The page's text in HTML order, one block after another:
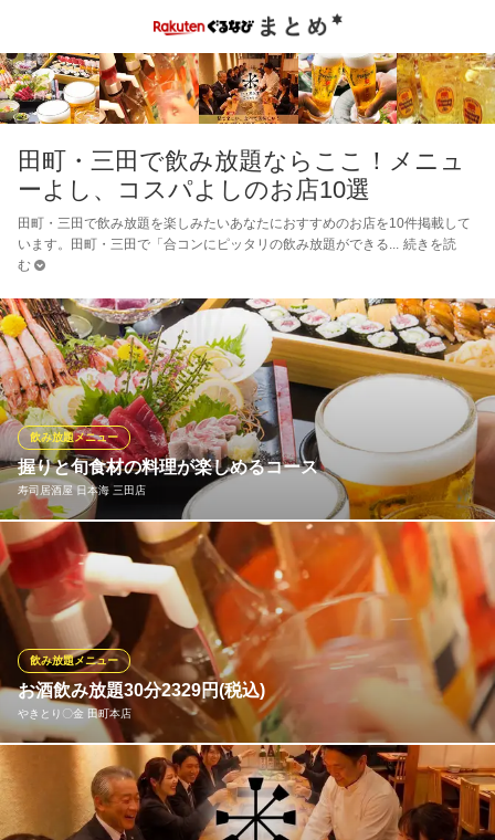
田町・三田で飲み放題ならここ！メニュ
ーよし、コスパよしのお店10選
田町・三田で飲み放題を楽しみたいあなたにおすすめのお店を10件掲載して
います。田町・三田で「合コンにピッタリの飲み放題ができる
続きを読
む
握りと旬食材の料理が楽しめるコース
寿司居酒屋 日本海 三田店
飲み放題メニュー
職人が握る本格江戸前寿司と、厳選した旬の素材をたっぷり使用
したこだわりの料理を楽しめるコースがございます。おすすめは2
時間飲み放題付のコース。当店の和食とドリンクを、心置きなく
お楽しみいただけるため、大変好評をいただいております。仲間
内でのちょっとした飲み会にも、大人数での宴会にもおすすめで
す。
寿司居酒屋 日本海 三田店
鮮度が違う寿司・居酒屋
地下鉄三田駅 徒歩2分
東京都港区芝5-13-10 プラザ芝ビル
お酒飲み放題30分2329円(税込)
やきとり〇金 田町本店
飲み放題メニュー
【自慢のドリンクバー】アサヒスーパードライの生ビールも飲み
放題！セルフドリンクバー！大人のドリンクバーでお楽しみくだ